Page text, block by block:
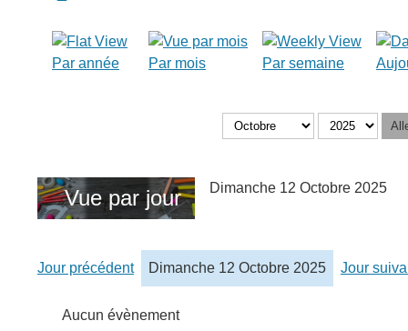
Par année Par mois Par semaine
Vue par jour Dimanche 12 Octobre 2025
Jour précédent Dimanche 12 Octobre 2025 Jour
Aucun évènement